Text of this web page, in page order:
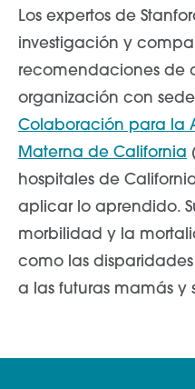
Los expertos de
investigación y
recomendaciones de
organización con
Colaboración para la
Materna de California
hospitales de
aplicar lo aprendido.
morbilidad y la
como las
a las futuras mamás y